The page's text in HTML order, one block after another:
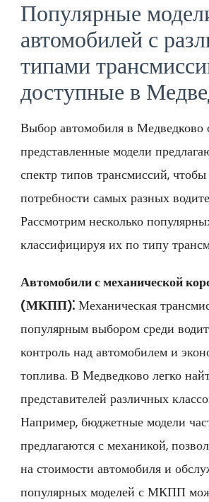
Популярные
автомобилей с
типами
доступные в
Выбор автомобиля в Медведково
представленные модели
спектр типов трансмиссий‚
потребности самых разных
Рассмотрим несколько
классифицируя их по типу
Автомобили с механической
(МКПП)⁚ Механическая
популярным выбором среди
контроль над автомобилем и
топлива. В Медведково легко
представителей различных
Например‚ бюджетные модели
предлагаются с механикой‚
на стоимости автомобиля и
популярных моделей с МКПП